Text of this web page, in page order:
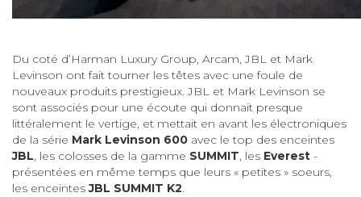
Du coté d’Harman Luxury Group, Arcam, JBL et Mark
Levinson ont fait tourner les têtes avec une foule de
nouveaux produits prestigieux. JBL et Mark Levinson se
sont associés pour une écoute qui donnait presque
littéralement le vertige, et mettait en avant les électroniques
de la série Mark Levinson 600 avec le top des enceintes
JBL, les colosses de la gamme SUMMIT, les Everest -
présentées en même temps que leurs « petites » soeurs,
les enceintesJBL SUMMIT K2.